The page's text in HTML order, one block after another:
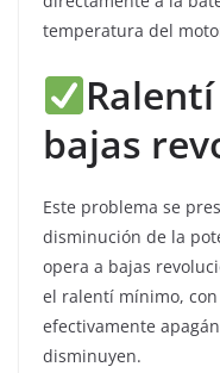
temperatura del
bajas
Este problema se
disminución de la
opera a bajas
el ralentí mínimo,
efectivamente
disminuyen.